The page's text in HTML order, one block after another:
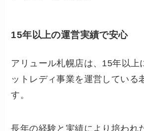
15年以上の運営実績で安心
アリュール札幌店は、15年以上
ットレディ事業を運営している
す。
長年の経験と実績により培われ